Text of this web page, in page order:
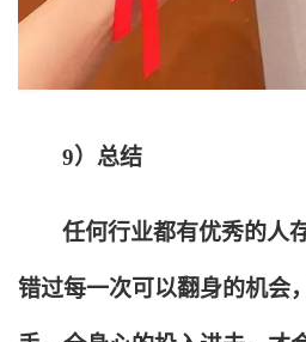
9）总结
任何行业都有优秀的人
错过每一次可以翻身的机会